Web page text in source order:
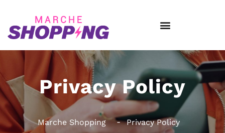
Privacy Policy
Marche Shopping Privacy Policy